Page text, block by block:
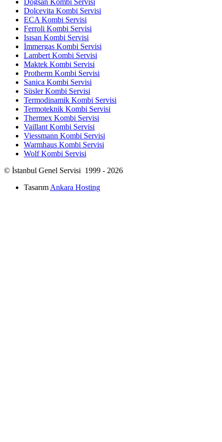
Dolcevita Kombi Servisi
ECA Kombi Servisi
Ferroli Kombi Servisi
Isısan Kombi Servisi
İmmergas Kombi Servisi
Lambert Kombi Servisi
Maktek Kombi Servisi
Protherm Kombi Servisi
Sanica Kombi Servisi
Süsler Kombi Servisi
Termodinamik Kombi Servisi
Termoteknik Kombi Servisi
Thermex Kombi Servisi
Vaillant Kombi Servisi
Viessmann Kombi Servisi
Warmhaus Kombi Servisi
Wolf Kombi Servisi
© İstanbul Genel Servisi 1999 - 2026
Tasarım Ankara Hosting